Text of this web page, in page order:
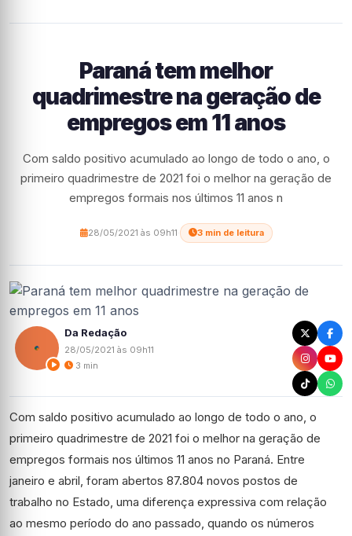
Paraná tem melhor
quadrimestre na geração de
empregos em 11 anos
Com saldo positivo acumulado ao longo de todo o ano, o
primeiro quadrimestre de 2021 foi o melhor na geração de
empregos formais nos últimos 11 anos n
28/05/2021 às 09h11 3 min de leitura
Da Redação
28/05/2021 às 09h11
3 min
Com saldo positivo acumulado ao longo de todo o ano, o
primeiro quadrimestre de 2021 foi o melhor na geração de
empregos formais nos últimos 11 anos no Paraná. Entre
janeiro e abril, foram abertos 87.804 novos postos de
trabalho no Estado, uma diferença expressiva com relação
ao mesmo período do ano passado, quando os números